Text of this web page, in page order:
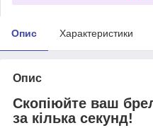
Опис Характеристики
Опис
Скопіюйте ваш
за кілька секунд!